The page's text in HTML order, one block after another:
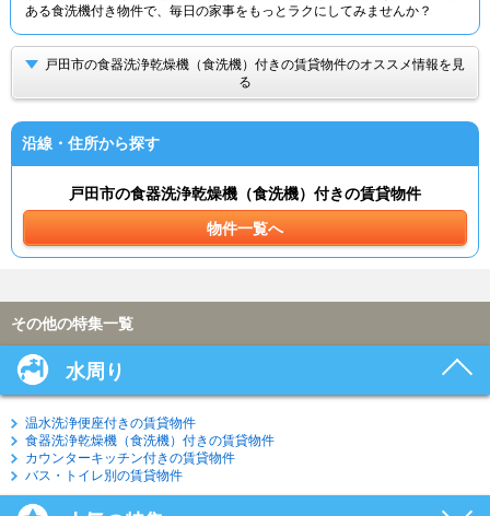
ある食洗機付き物件で、毎日の家事をもっとラクにしてみませんか？
戸田市の食器洗浄乾燥機（食洗機）付きの賃貸物件のオススメ情報を見
る
沿線・住所から探す
戸田市の食器洗浄乾燥機（食洗機）付きの賃貸物件
物件一覧へ
その他の特集一覧
水周り
温水洗浄便座付きの賃貸物件
食器洗浄乾燥機（食洗機）付きの賃貸物件
カウンターキッチン付きの賃貸物件
バス・トイレ別の賃貸物件